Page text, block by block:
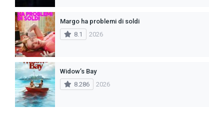
Margo ha problemi di soldi
8.1
2026
Widow’s Bay
8.286
2026